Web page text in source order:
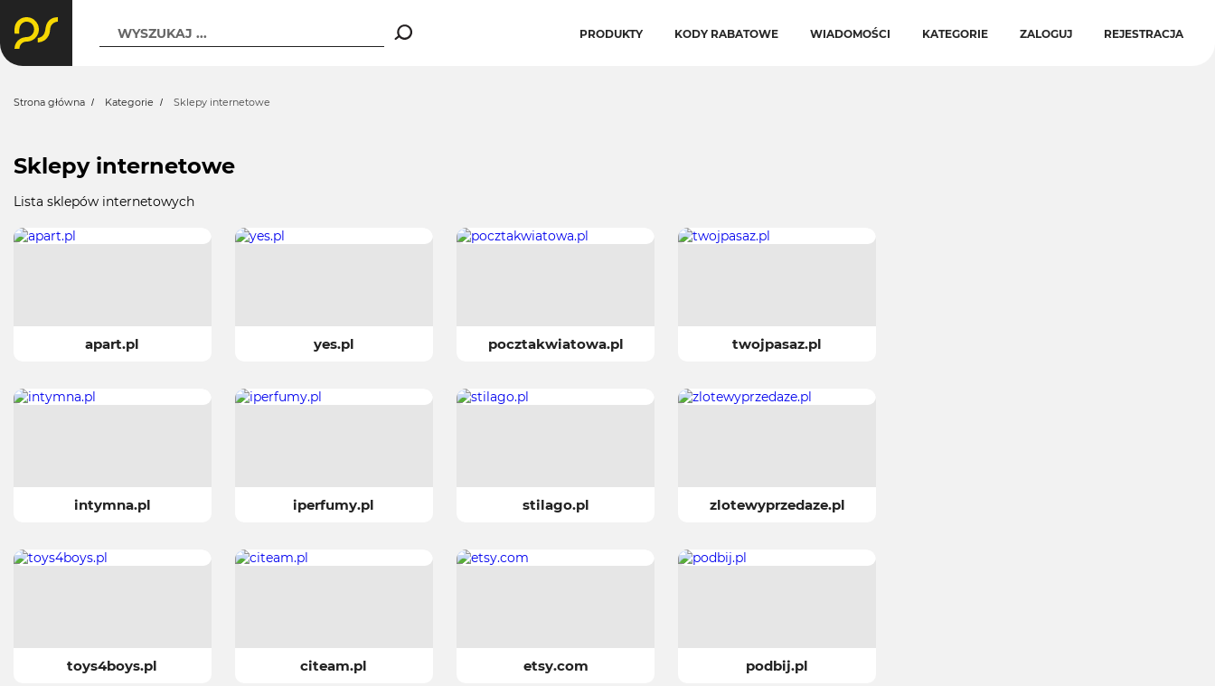
WYSZUKAJ ... PRODUKTY KODY RABATOWE WIADOMOŚCI KATEGORIE ZALOGUJ REJESTRACJA
Strona główna Kategorie Sklepy internetowe
Sklepy internetowe
Lista sklepów internetowych
apart.pl yes.pl pocztakwiatowa.pl twojpasaz.pl
intymna.pl iperfumy.pl stilago.pl zlotewyprzedaze.pl
toys4boys.pl citeam.pl etsy.com podbij.pl